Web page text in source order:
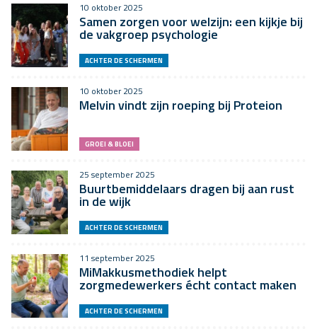
10 oktober 2025
Samen zorgen voor welzijn: een kijkje bij
de vakgroep psychologie
ACHTER DE SCHERMEN
10 oktober 2025
Melvin vindt zijn roeping bij Proteion
GROEI & BLOEI
25 september 2025
Buurtbemiddelaars dragen bij aan rust
in de wijk
ACHTER DE SCHERMEN
11 september 2025
MiMakkusmethodiek helpt
zorgmedewerkers écht contact maken
ACHTER DE SCHERMEN